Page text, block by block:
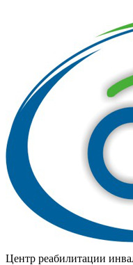
Центр реабилитации